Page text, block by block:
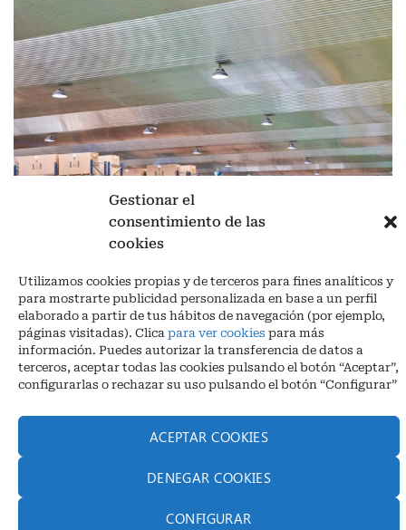
Gestionar el
consentimiento de las
cookies
Utilizamos cookies propias y de terceros para fines analíticos y
para mostrarte publicidad personalizada en base a un perfil
elaborado a partir de tus hábitos de navegación (por ejemplo,
páginas visitadas). Clica para ver cookies para más
información. Puedes autorizar la transferencia de datos a
terceros, aceptar todas las cookies pulsando el botón “Aceptar”,
configurarlas o rechazar su uso pulsando el botón “Configurar”
ACEPTAR COOKIES
DENEGAR COOKIES
CONFIGURAR
Aviso legal|Política de privacidad
Ctra. A-3132, De Aguilar a A-318 por Moriles km 15,5 M.I. (Córdoba)
España
COORDENADAS: Latitud: 37,40 – Longitud -04,58 | Telf. + 34 957 51
30 68
info@infrico.com Infrico SL 2026©. Diseñado porBabait Technology